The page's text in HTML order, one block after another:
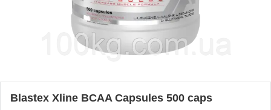
Blastex Xline BCAA Capsules 500 caps